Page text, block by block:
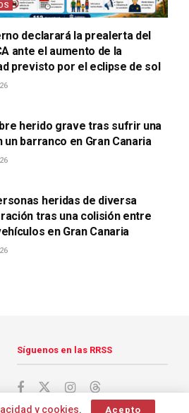
declarará la prealerta del
ante el aumento de la
previsto por el eclipse de sol
herido grave tras sufrir una
un barranco en Gran Canaria
heridas de diversa
tras una colisión entre
en Gran Canaria
Síguenos en las RRSS
y cookies. Acepto